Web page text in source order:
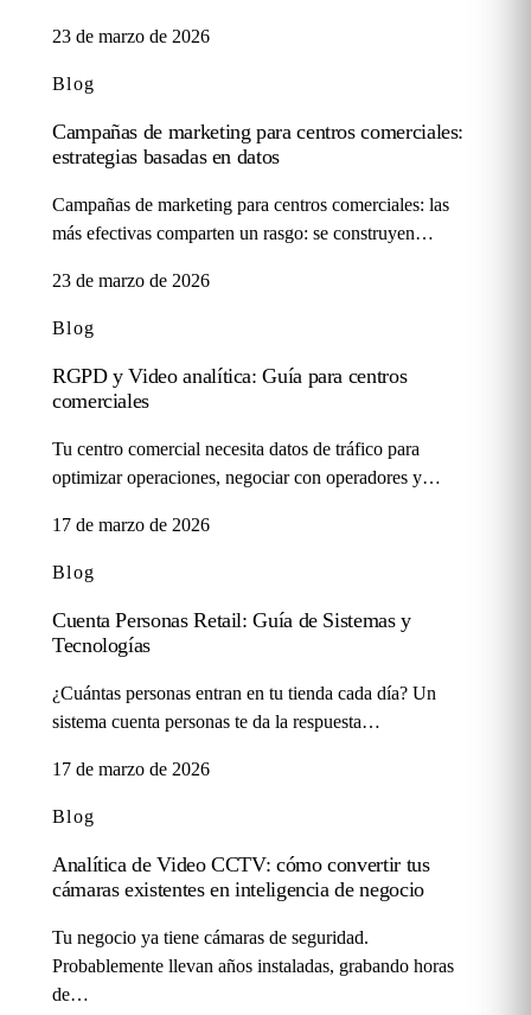
23 de marzo de 2026
Blog
Campañas de marketing para centros comerciales:
estrategias basadas en datos
Campañas de marketing para centros comerciales: las
más efectivas comparten un rasgo: se construyen…
23 de marzo de 2026
Blog
RGPD y Video analítica: Guía para centros
comerciales
Tu centro comercial necesita datos de tráfico para
optimizar operaciones, negociar con operadores y…
17 de marzo de 2026
Blog
Cuenta Personas Retail: Guía de Sistemas y
Tecnologías
¿Cuántas personas entran en tu tienda cada día? Un
sistema cuenta personas te da la respuesta…
17 de marzo de 2026
Blog
Analítica de Video CCTV: cómo convertir tus
cámaras existentes en inteligencia de negocio
Tu negocio ya tiene cámaras de seguridad.
Probablemente llevan años instaladas, grabando horas
de…